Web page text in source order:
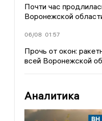
Почти час
Воронежской
06/08 01:57
Прочь от окон:
всей Воронежской
Аналитика